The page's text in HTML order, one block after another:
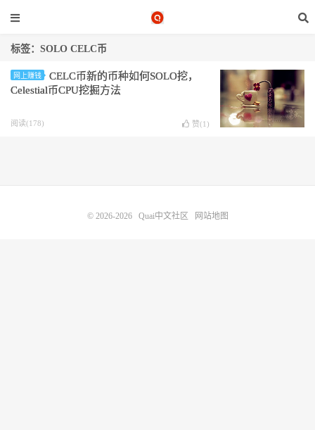
标签：SOLO CELC币
网上赚钱
CELC币新的币种如何SOLO挖，
Celestial币CPU挖掘方法
阅读(178) 赞(1 )
© 2026-2026 Quai中文社区 网站地图